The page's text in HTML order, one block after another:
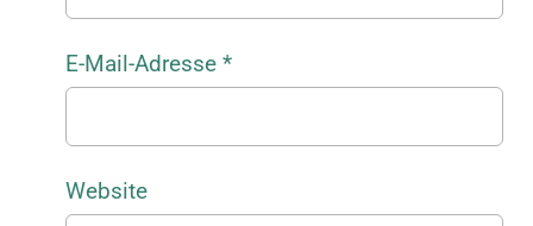
E-Mail-Adresse *
Website